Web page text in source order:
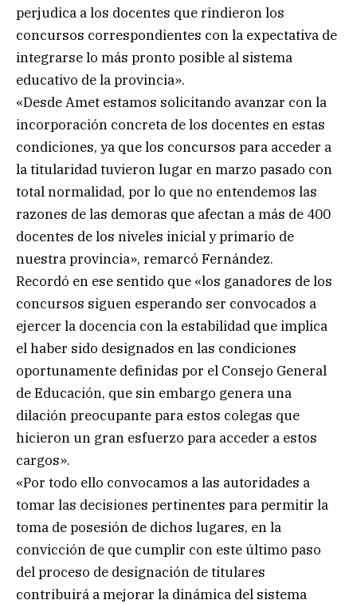
perjudica a los docentes que rindieron los
concursos correspondientes con la expectativa de
integrarse lo más pronto posible al sistema
educativo de la provincia».
«Desde Amet estamos solicitando avanzar con la
incorporación concreta de los docentes en estas
condiciones, ya que los concursos para acceder a
la titularidad tuvieron lugar en marzo pasado con
total normalidad, por lo que no entendemos las
razones de las demoras que afectan a más de 400
docentes de los niveles inicial y primario de
nuestra provincia», remarcó Fernández.
Recordó en ese sentido que «los ganadores de los
concursos siguen esperando ser convocados a
ejercer la docencia con la estabilidad que implica
el haber sido designados en las condiciones
oportunamente definidas por el Consejo General
de Educación, que sin embargo genera una
dilación preocupante para estos colegas que
hicieron un gran esfuerzo para acceder a estos
cargos».
«Por todo ello convocamos a las autoridades a
tomar las decisiones pertinentes para permitir la
toma de posesión de dichos lugares, en la
convicción de que cumplir con este último paso
del proceso de designación de titulares
contribuirá a mejorar la dinámica del sistema